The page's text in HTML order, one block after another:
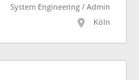
System Engineering / Admin
Köln